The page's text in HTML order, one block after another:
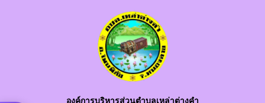
องค์การบริหารส่วนตำบลเหล่าต่างคำ